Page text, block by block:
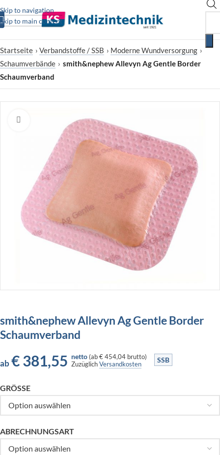
Skip to navigation
Skip to main content
Startseite › Verbandstoffe / SSB › Moderne Wundversorgung ›
Schaumverbände › smith&nephew Allevyn Ag Gentle Border
Schaumverband
Zum Vergrößern klicken
smith&nephew Allevyn Ag Gentle Border
Schaumverband
ab €381,55 netto (ab€ 454,04 brutto)
ZuzüglichVersandkosten SSB
GRÖSSE
ABRECHNUNGSART